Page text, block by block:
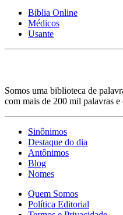
Bíblia Online
Médicos
Usante
Somos uma biblioteca de
com mais de 200 mil palavras e
Sinônimos
Destaque do dia
Antônimos
Blog
Nomes
Quem Somos
Política Editorial